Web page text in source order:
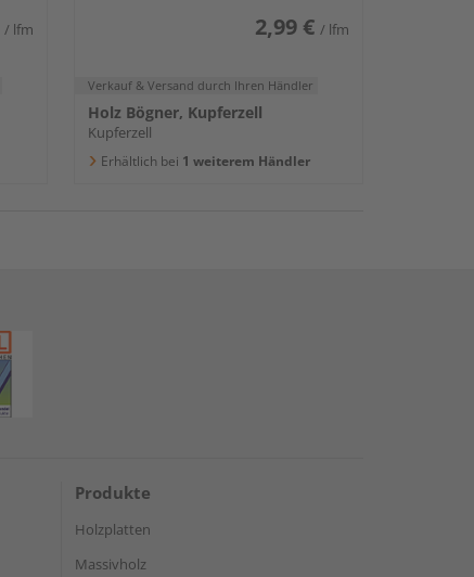
/ lfm 2,99 € / lfm
Verkauf & Versand durch Ihren Händler
Holz Bögner, Kupferzell
Kupferzell
Erhältlich bei 1 weiterem Händler
Produkte
Holzplatten
Massivholz